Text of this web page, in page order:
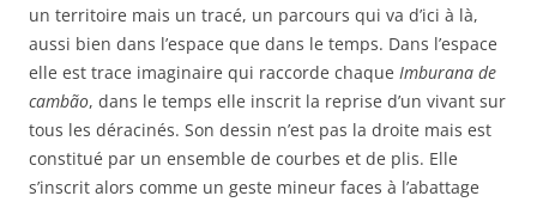
un territoire mais un tracé, un parcours qui va d’ici à là,
aussi bien dans l’espace que dans le temps. Dans l’espace
elle est trace imaginaire qui raccorde chaque Imburana de
cambão, dans le temps elle inscrit la reprise d’un vivant sur
tous les déracinés. Son dessin n’est pas la droite mais est
constitué par un ensemble de courbes et de plis. Elle
s’inscrit alors comme un geste mineur faces à l’abattage